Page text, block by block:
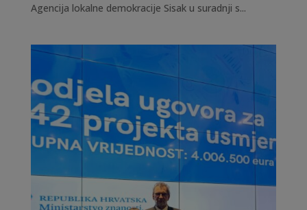
Agencija lokalne demokracije Sisak u suradnji s...